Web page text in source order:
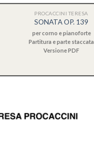
PROCACCINI TERESA
SONATA OP. 139
per corno e pianoforte
Partitura e parte staccata
Versione PDF